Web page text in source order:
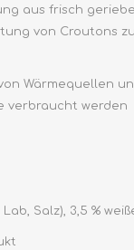
aus frisch
von Croutons
Wärmequellen
verbraucht werden
Salz), 3,5 %